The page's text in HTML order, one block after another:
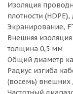
Изоляция
плотности
Экранирование,
Внешняя
толщина 0,5 мм
Общий диаметр
Радиус изгиба
(восемь) внешних